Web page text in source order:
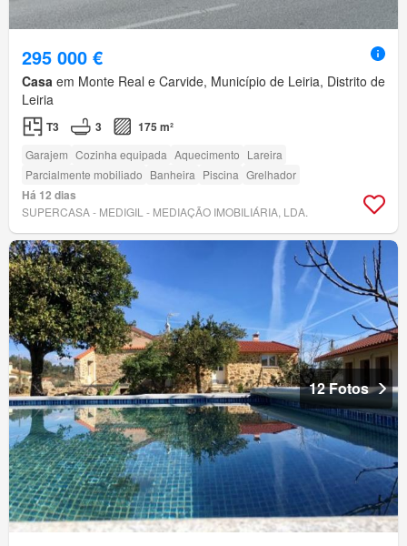
295 000 €
Casa em Monte Real e Carvide, Município de Leiria, Distrito de
Leiria
T3 3 175 m²
Garajem Cozinha equipada Aquecimento Lareira
Parcialmente mobiliado Banheira Piscina Grelhador
Há 12 dias
SUPERCASA - MEDIGIL - MEDIAÇÃO IMOBILIÁRIA, LDA.
12 Fotos